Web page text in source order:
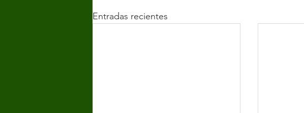
Entradas recientes